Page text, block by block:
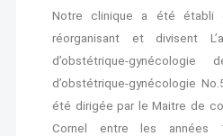
Notre clinique a été établi
réorganisant et divisent
d’obstétrique-gynécologie
d’obstétrique-gynécologie
été dirigée par le Maitre de
Cornel entre les années